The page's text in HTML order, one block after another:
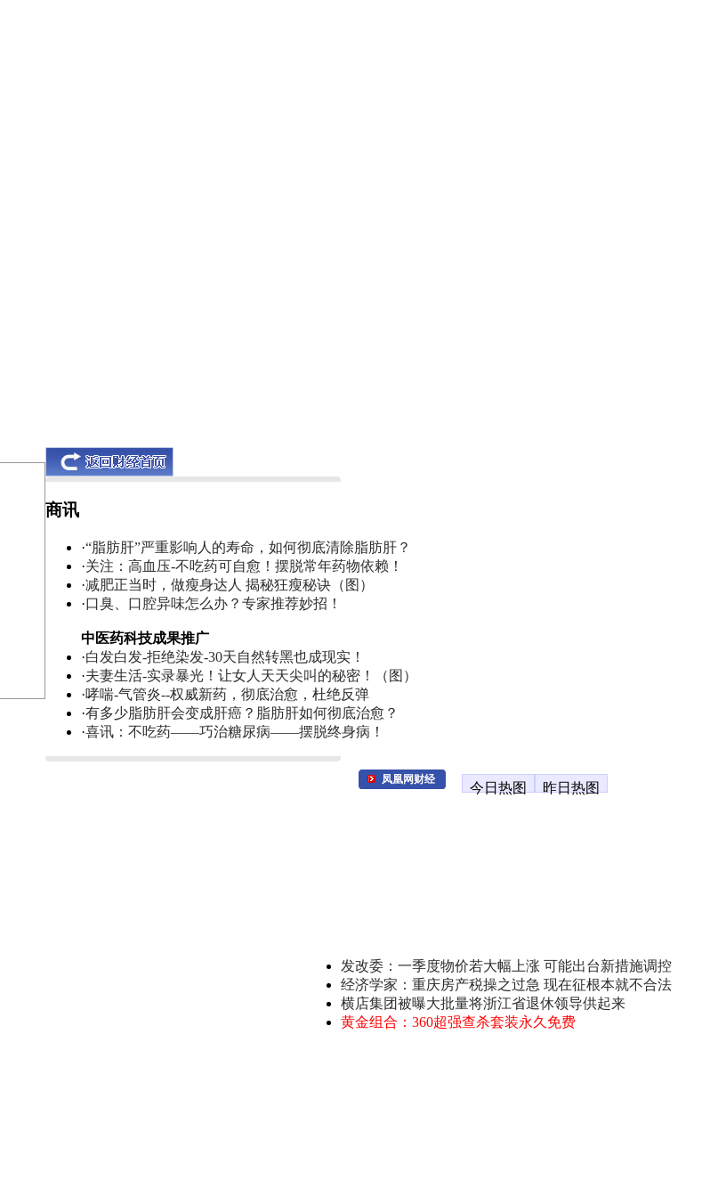
商讯
·“脂肪肝”严重影响人的寿命，如何彻底清除脂肪肝？
·关注：高血压-不吃药可自愈！摆脱常年药物依赖！
·减肥正当时，做瘦身达人 揭秘狂瘦秘诀（图）
·口臭、口腔异味怎么办？专家推荐妙招！
中医药科技成果推广
·白发白发-拒绝染发-30天自然转黑也成现实！
·夫妻生活-实录暴光！让女人天天尖叫的秘密！（图）
·哮喘-气管炎--权威新药，彻底治愈，杜绝反弹
·有多少脂肪肝会变成肝癌？脂肪肝如何彻底治愈？
·喜讯：不吃药——巧治糖尿病——摆脱终身病！
凤凰网财经
今日热图 昨日热图
发改委：一季度物价若大幅上涨 可能出台新措施调控
经济学家：重庆房产税操之过急 现在征根本就不合法
横店集团被曝大批量将浙江省退休领导供起来
黄金组合：360超强查杀套装永久免费